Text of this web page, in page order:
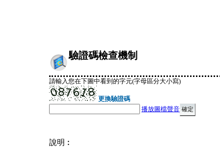
驗證碼檢查機制
請輸入您在下圖中看到的字元(字母區分大小寫)
更換驗證碼
播放圖檔聲音
說明︰